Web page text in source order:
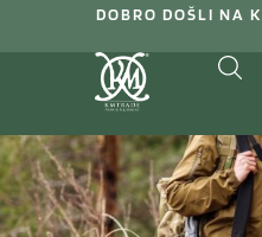
DOBRO DOŠLI NA